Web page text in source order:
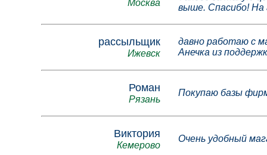
Москва
выше. Спасибо! На
рассыльщик
Ижевск
давно работаю с
Анечка из
Роман
Рязань
Покупаю базы
Виктория
Кемерово
Очень удобный